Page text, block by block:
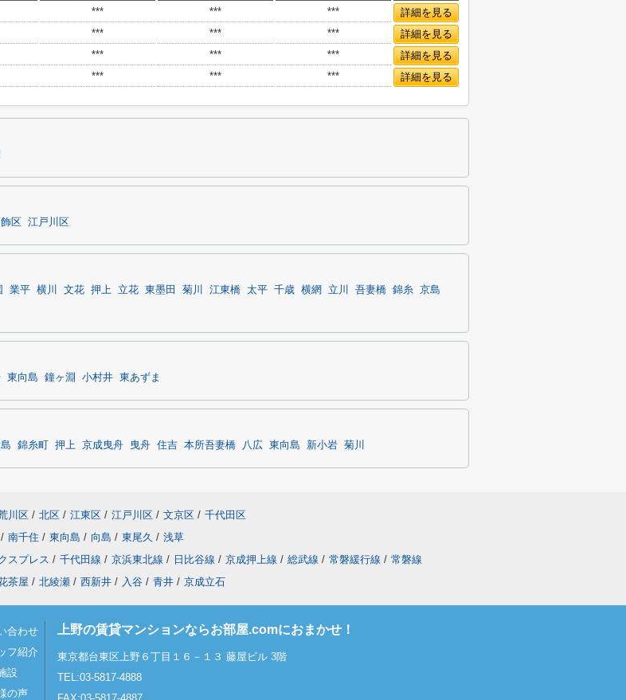
*** *** ***
詳細を見る
*** *** ***
詳細を見る
*** *** ***
詳細を見る
*** *** *** 詳細を見る
区 江戸川区
業平 横川 文花 押上 立花 東墨田 菊川 江東橋 太平 千歳 横網 立川 吾妻橋 錦糸 京島
東向島 鐘ヶ淵 小村井 東あずま
錦糸町 押上 京成曳舟 曳舟 住吉 本所吾妻橋 八広 東向島 新小岩 菊川
川区 / 北区 / 江東区 / 江戸川区 / 文京区 / 千代田区
/ 南千住 / 東向島 / 向島 / 東尾久 / 浅草
スプレス / 千代田線 / 京浜東北線 / 日比谷線 / 京成押上線 / 総武線 / 常磐緩行線 / 常磐線
茶屋 / 北綾瀬 / 西新井 / 入谷 / 青井 / 京成立石
合わせ
フ紹介
設
の声
上野の賃貸マンションならお部屋.comにおまかせ！
東京都台東区上野６丁目１６－１３ 藤屋ビル 3階
TEL:03-5817-4888